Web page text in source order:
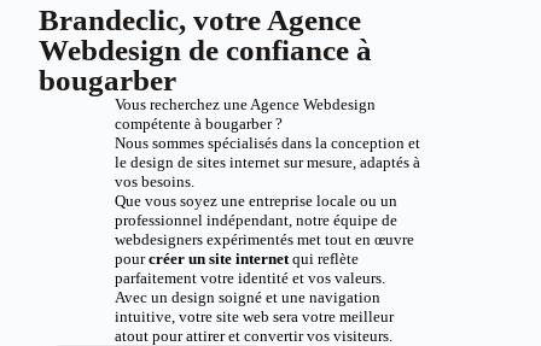
Brandeclic, votre Agence
Webdesign de confiance à
bougarber
Vous recherchez une Agence Webdesign
compétente à bougarber ?
Nous sommes spécialisés dans la conception et
le design de sites internet sur mesure, adaptés à
vos besoins.
Que vous soyez une entreprise locale ou un
professionnel indépendant, notre équipe de
webdesigners expérimentés met tout en œuvre
pourcréer un site internetqui reflète
parfaitement votre identité et vos valeurs.
Avec un design soigné et une navigation
intuitive, votre site web sera votre meilleur
atout pour attirer et convertir vos visiteurs.